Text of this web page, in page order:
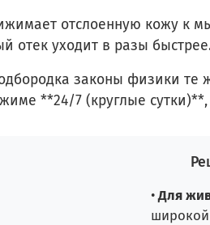
отслоенную кожу к
отек уходит в разы
законы физики
**24/7 (круглые
•Для